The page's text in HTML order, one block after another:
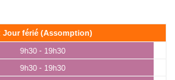
Jour férié (Assomption)
9h30 - 19h30
9h30 - 19h30